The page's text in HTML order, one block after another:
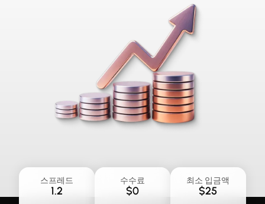
스프레드
1.2
수수료
$0
최소 입금액
$25